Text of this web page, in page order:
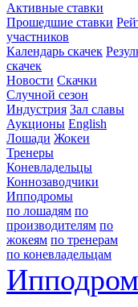
Активные ставки
Прошедшие ставки
участников
Календарь скачек
скачек
Новости Скачки
Случной сезон
Индустрия Зал славы
Аукционы English
Лошади Жокеи
Тренеры
Коневладельцы
Коннозаводчики
Ипподромы
по лошадям по
производителям по
жокеям по тренерам
по коневладельцам